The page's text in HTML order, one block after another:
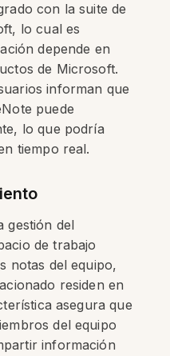
con la suite de
lo cual es
depende en
de Microsoft.
informan que
puede
lo que podría
tiempo real.
gestión del
de trabajo
notas del equipo,
residen en
asegura que
del equipo
información